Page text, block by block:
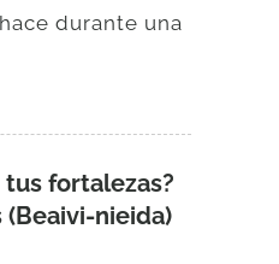
durante una
tus fortalezas?
(Beaivi-nieida)